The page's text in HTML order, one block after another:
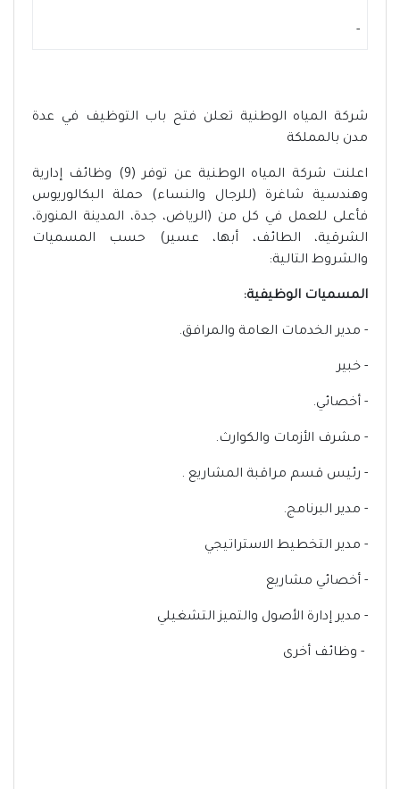
-
شركة المياه الوطنية تعلن فتح باب التوظيف في عدة
مدن بالمملكة
اعلنت شركة المياه الوطنية عن توفر (9) وظائف إدارية
وهندسية شاغرة (للرجال والنساء) حملة البكالوريوس
فأعلى للعمل في كل من (الرياض، جدة، المدينة المنورة،
الشرقية، الطائف، أبها، عسير) حسب المسميات
والشروط التالية:
المسميات الوظيفية:
- مدير الخدمات العامة والمرافق.
- خبير
- أخصائي.
- مشرف الأزمات والكوارث.
- رئيس قسم مراقبة المشاريع .
- مدير البرنامج.
- مدير التخطيط الاستراتيجي
- أخصائي مشاريع
- مدير إدارة الأصول والتميز التشغيلي
- وظائف أخرى